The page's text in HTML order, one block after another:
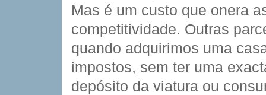
Mas é um custo que onera
competitividade. Outras
quando adquirimos uma
impostos, sem ter uma
depósito da viatura ou